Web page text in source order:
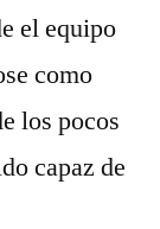
el equipo
como
los pocos
capaz de